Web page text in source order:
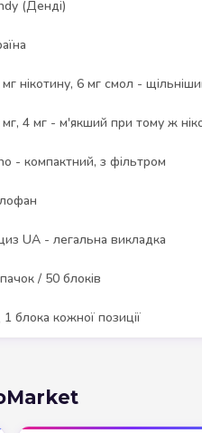
(Денді)
нікотину, 6 мг смол -
4 мг - м'якший при тому ж
- компактний, з фільтром
UA - легальна викладка
/ 50 блоків
1 блока кожної позиції